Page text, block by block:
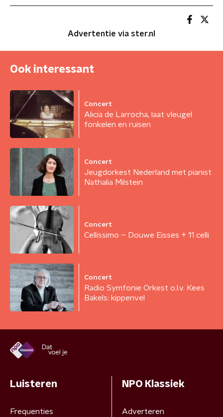
Advertentie via ster.nl
Ook interessant
Concert
Alicia de Larrocha, laat vleugel
fonkelen en ruisen
Concert
Jeugdorkest Nederland met pianist
Nathalia Milstein
Concert
Cellissimo – Douwe Eisses + 11 celli
Concert
Radio Symfonie Orkest o.l.v. Kees
Bakels: kippenvel
Luisteren
Frequenties
NPO Klassiek
Adverteren